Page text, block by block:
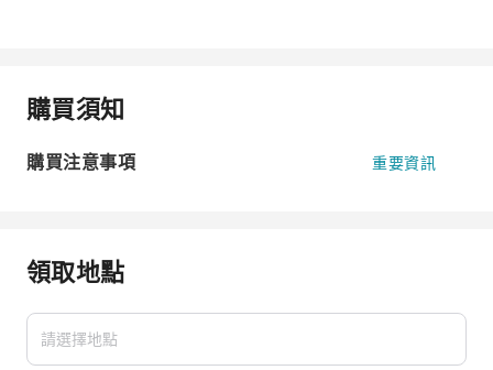
購買須知
購買注意事項 重要資訊
領取地點